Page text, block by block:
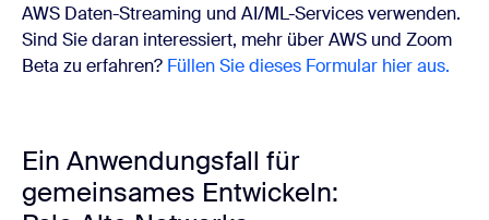
AWS Daten-Streaming und AI/ML-Services verwenden.
Sind Sie daran interessiert, mehr über AWS und Zoom
Beta zu erfahren? Füllen Sie dieses Formular hier aus.
Ein Anwendungsfall für
gemeinsames Entwickeln: